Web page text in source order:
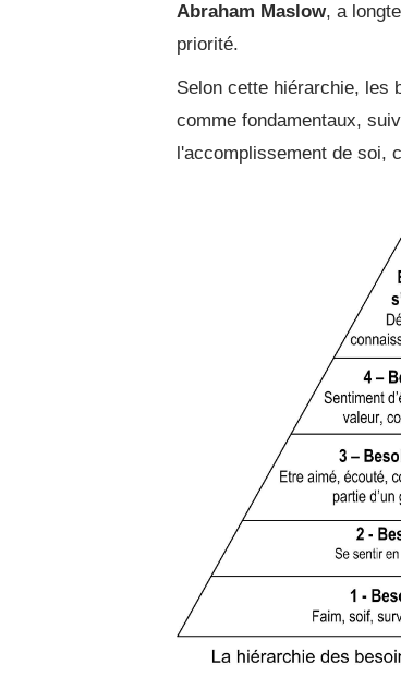
Abraham Maslow, a
priorité.
Selon cette hiérarchie, les
comme fondamentaux,
l'accomplissement de soi,